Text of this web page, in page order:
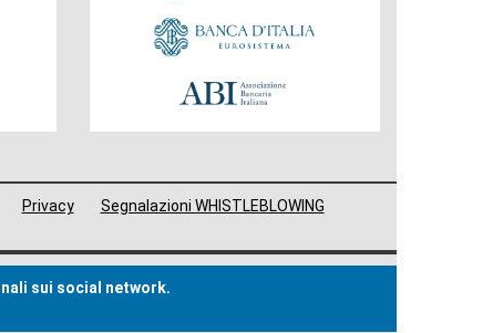
Privacy
Segnalazioni WHISTLEBLOWING
sui social network.